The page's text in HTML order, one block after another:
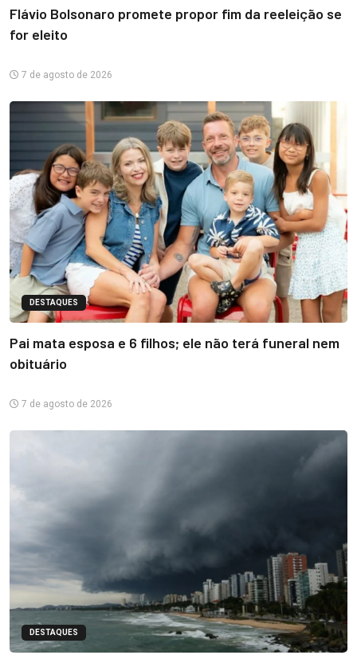
Flávio Bolsonaro promete propor fim da reeleição se
for eleito
7 de agosto de 2026
DESTAQUES
Pai mata esposa e 6 filhos; ele não terá funeral nem
obituário
7 de agosto de 2026
DESTAQUES